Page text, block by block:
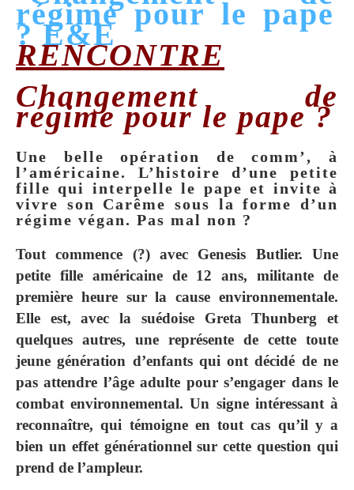
RENCONTRE
Changement de
régime pour le pape ?
Une belle opération de comm’, à
l’américaine. L’histoire d’une petite
fille qui interpelle le pape et invite à
vivre son Carême sous la forme d’un
régime végan. Pas mal non ?
Tout commence (?) avec Genesis Butlier. Une
petite fille américaine de 12 ans, militante de
première heure sur la cause environnementale.
Elle est, avec la suédoise Greta Thunberg et
quelques autres, une représente de cette toute
jeune génération d’enfants qui ont décidé de ne
pas attendre l’âge adulte pour s’engager dans le
combat environnemental. Un signe intéressant à
reconnaître, qui témoigne en tout cas qu’il y a
bien un effet générationnel sur cette question qui
prend de l’ampleur.